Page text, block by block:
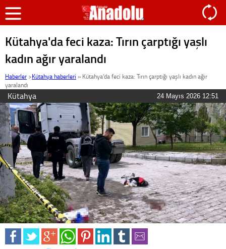
Kütahya'da feci kaza: Tırın çarptığı yaşlı
kadın ağır yaralandı
Haberler >Kütahya haberleri » Kütahya'da feci kaza: Tırın çarptığı yaşlı kadın ağır
yaralandı
Kütahya 24 Mayıs 2026 12:51